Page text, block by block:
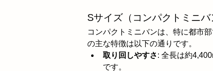
Sサイズ（コンパクトミニバ
コンパクトミニバンは、特に都市
の主な特徴は以下の通りです。
取り回しやすさ: 全長は約
です。